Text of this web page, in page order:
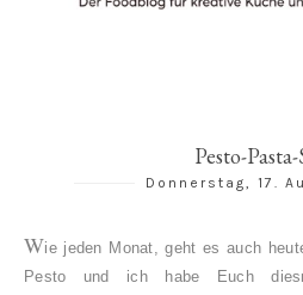
Pesto-
Donnerstag, 17.
Wie jeden Monat, geht es auch
Pesto und ich habe Euch